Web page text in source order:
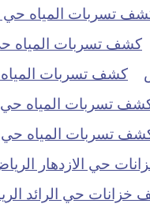
تسربات المياه
كشف تسربات المياه
كشف تسربات
تسربات المياه
تسربات المياه حي
حي الازدهار
خزانات حي الرائد